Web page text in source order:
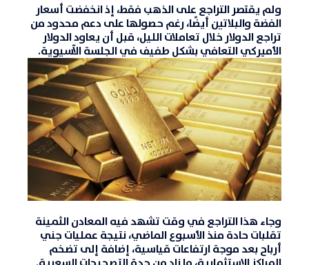
ولم يقتصر التراجع على الذهب فقط، إذ انخفضتأسعار
الفضةوالبلاتين أيضًا، رغم حصولها على دعم محدود من
تراجع الدولار خلال تعاملات الليل، قبل أن يعاود الدولار
الأميركي التعافي بشكل طفيف في الجلسة الآسيوية.
وجاء هذا التراجع في وقت تشهد فيه المعادن الثمينة
تقلبات حادة منذ الأسبوع الماضي، نتيجة عمليات جني
أرباح بعد موجة ارتفاعات قياسية، إضافة إلى تضخم